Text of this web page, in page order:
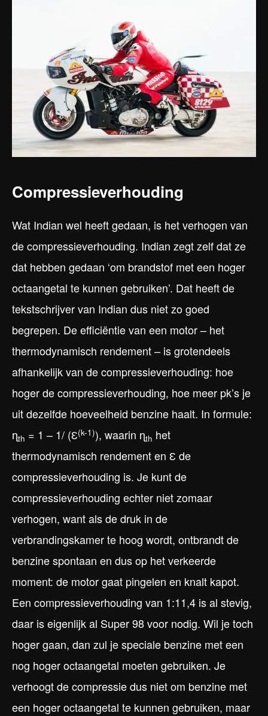
Compressieverhouding
Wat Indian wel heeft gedaan, is het verhogen van
de compressieverhouding. Indian zegt zelf dat ze
dat hebben gedaan ‘om brandstof met een hoger
octaangetal te kunnen gebruiken’. Dat heeft de
tekstschrijver van Indian dus niet zo goed
begrepen. De efficiëntie van een motor – het
thermodynamisch rendement – is grotendeels
afhankelijk van de compressieverhouding: hoe
hoger de compressieverhouding, hoe meer pk’s je
uit dezelfde hoeveelheid benzine haalt. In formule:
ɳth = 1 – 1/ (Ɛ(k-1)), waarin ɳth het
thermodynamisch rendement en Ɛ de
compressieverhouding is. Je kunt de
compressieverhouding echter niet zomaar
verhogen, want als de druk in de
verbrandingskamer te hoog wordt, ontbrandt de
benzine spontaan en dus op het verkeerde
moment: de motor gaat pingelen en knalt kapot.
Een compressieverhouding van 1:11,4 is al stevig,
daar is eigenlijk al Super 98 voor nodig. Wil je toch
hoger gaan, dan zul je speciale benzine met een
nog hoger octaangetal moeten gebruiken. Je
verhoogt de compressie dus niet om benzine met
een hoger octaangetal te kunnen gebruiken, maar